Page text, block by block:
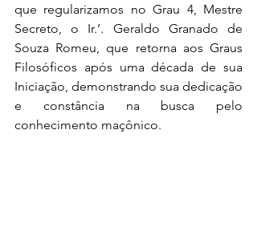
que regularizamos no Grau 4, Mestre
Secreto, o Ir.’. Geraldo Granado de
Souza Romeu, que retorna aos Graus
Filosóficos após uma década de sua
Iniciação, demonstrando sua dedicação
e constância na busca pelo
conhecimento maçônico.